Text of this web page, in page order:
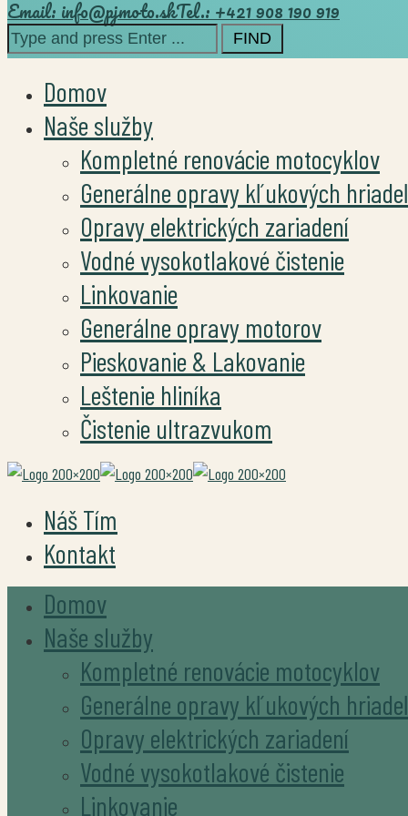
Email: info@pjmoto.skTel.: +421 908 190 919
Search
for:
Domov
Naše služby
Kompletné renovácie motocyklov
Generálne opravy kľukových
Opravy elektrických zariadení
Vodné vysokotlakové čistenie
Linkovanie
Generálne opravy motorov
Pieskovanie & Lakovanie
Leštenie hliníka
Čistenie ultrazvukom
Náš Tím
Kontakt
Domov
Naše služby
Kompletné renovácie motocyklov
Generálne opravy kľukových
Opravy elektrických zariadení
Vodné vysokotlakové čistenie
Linkovanie